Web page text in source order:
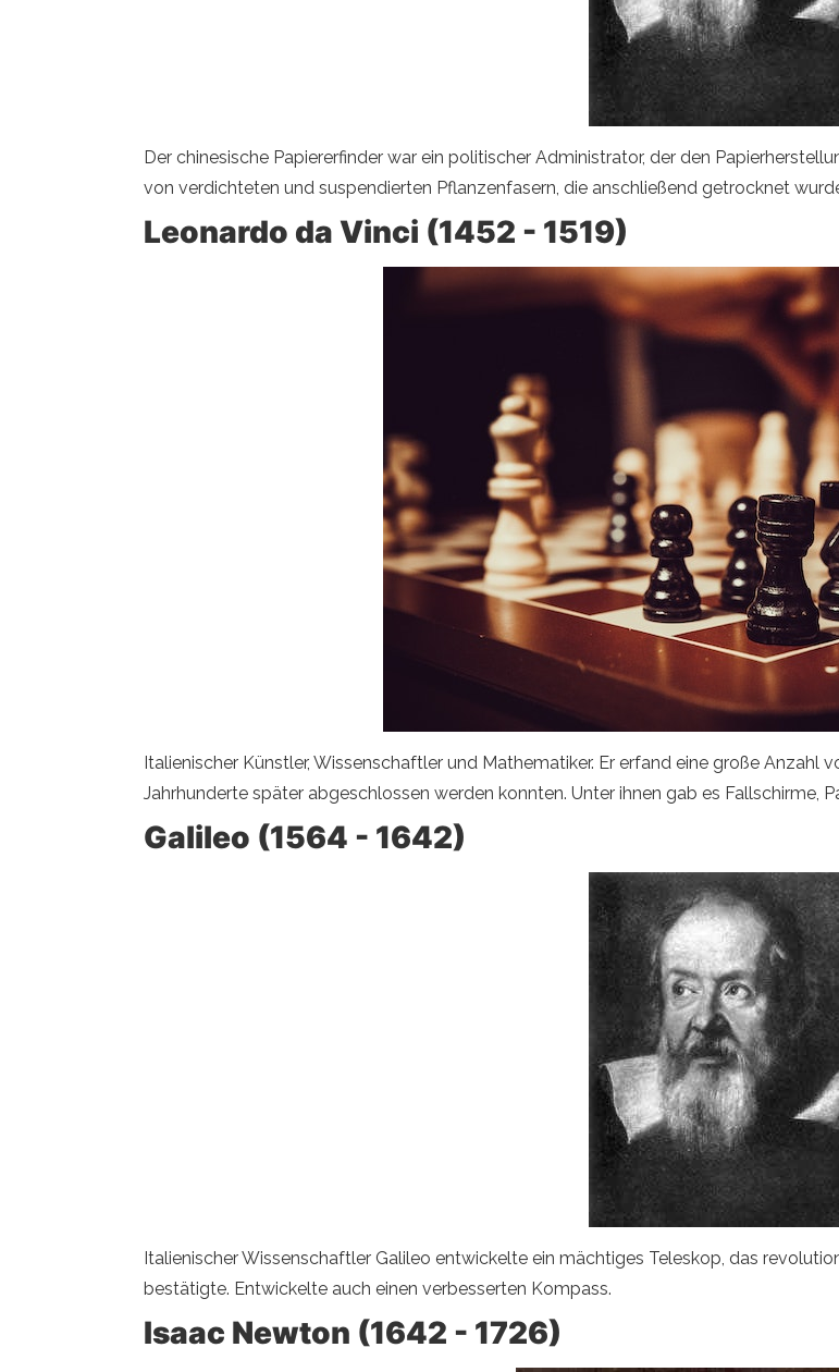
Der chinesische Papiererfinder war ein politischer Administrator, der den
von verdichteten und suspendierten Pflanzenfasern, die anschließend getrocknet
Leonardo da Vinci (1452 - 1519)
Italienischer Künstler, Wissenschaftler und Mathematiker. Er erfand eine große Anzahl
Jahrhunderte später abgeschlossen werden konnten. Unter ihnen gab es Fallschirme,
Galileo (1564 - 1642)
Italienischer Wissenschaftler Galileo entwickelte ein mächtiges Teleskop, das
bestätigte. Entwickelte auch einen verbesserten Kompass.
Isaac Newton (1642 - 1726)